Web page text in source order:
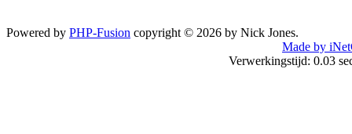
Powered by PHP-Fusion copyright © 2026 by Nick Jones.
Made by
Verwerkingstijd: 0.03